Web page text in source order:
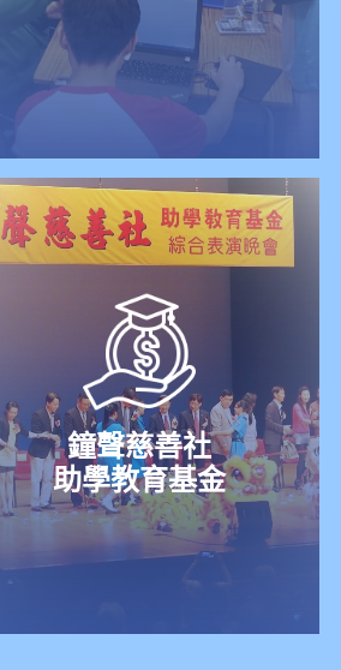
鐘聲慈善社
助學教育基金